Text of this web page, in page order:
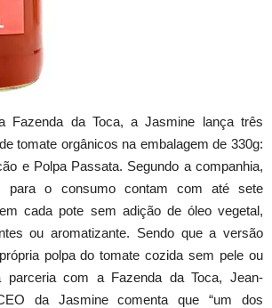
Fazenda da Toca, a Jasmine lança três
tomate orgânicos na embalagem de 330g:
e Polpa Passata. Segundo a companhia,
para o consumo contam com até sete
cada pote sem adição de óleo vegetal,
ou aromatizante. Sendo que a versão
polpa do tomate cozida sem pele ou
parceria com a Fazenda da Toca, Jean-
da Jasmine comenta que “um dos